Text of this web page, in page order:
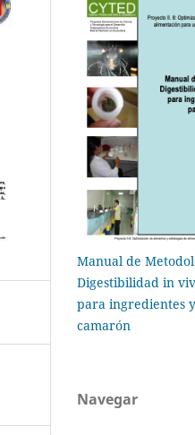
Manual de
Digestibilidad in
para ingredientes
camarón
Navegar